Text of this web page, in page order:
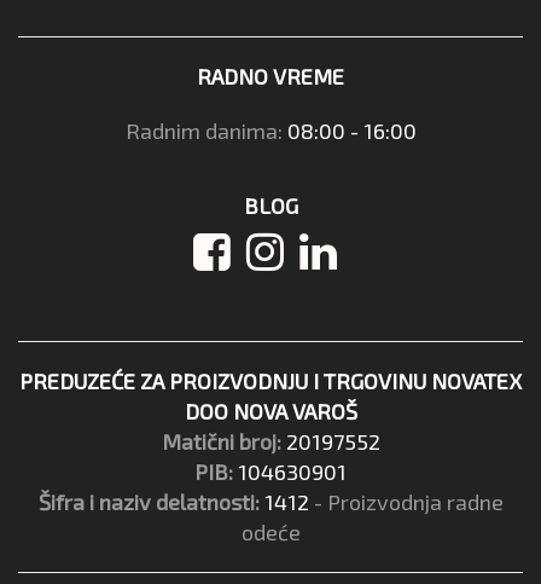
RADNO VREME
Radnim danima: 08:00 - 16:00
BLOG
PREDUZEĆE ZA PROIZVODNJU I TRGOVINU NOVATEX
DOO NOVA VAROŠ
Matični broj: 20197552
PIB: 104630901
Šifra i naziv delatnosti: 1412 - Proizvodnja radne
odeće